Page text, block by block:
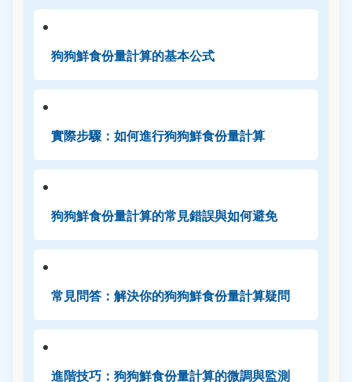
狗狗鮮食份量計算的基本公式
實際步驟：如何進行狗狗鮮食份量計算
狗狗鮮食份量計算的常見錯誤與如何避免
常見問答：解決你的狗狗鮮食份量計算疑問
進階技巧：狗狗鮮食份量計算的微調與監測